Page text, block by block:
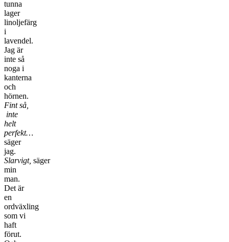
tunna
lager
linoljefärg
i
lavendel.
Jag är
inte så
noga i
kanterna
och
hörnen.
Fint så,
inte
helt
perfekt…
säger
jag.
Slarvigt, säger
min
man.
Det är
en
ordväxling
som vi
haft
förut.